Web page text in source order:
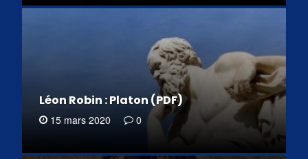
Léon Robin : Platon (PDF)
15 mars 2020 0